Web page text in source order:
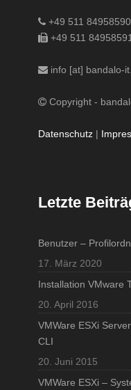
+49 511 84958590
+49 511
info [at] bandalo-
Copyright -
Datenschutz |
Letzte
Benutzer –
17. März 2020
Installation VMware
20. April 2016
VMWare ESXi
CLI
20. Juni 2015
VMWare ESXi –